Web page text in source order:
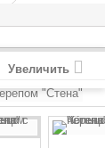
Увеличить